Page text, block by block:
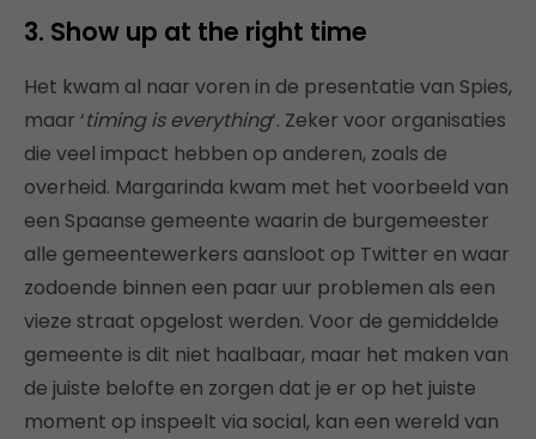
3. Show up at the right time
Het kwam al naar voren in de presentatie van Spies,
maar ‘timing is everything‘. Zeker voor organisaties
die veel impact hebben op anderen, zoals de
overheid. Margarinda kwam met het voorbeeld van
een Spaanse gemeente waarin de burgemeester
alle gemeentewerkers aansloot op Twitter en waar
zodoende binnen een paar uur problemen als een
vieze straat opgelost werden. Voor de gemiddelde
gemeente is dit niet haalbaar, maar het maken van
de juiste belofte en zorgen dat je er op het juiste
moment op inspeelt via social, kan een wereld van